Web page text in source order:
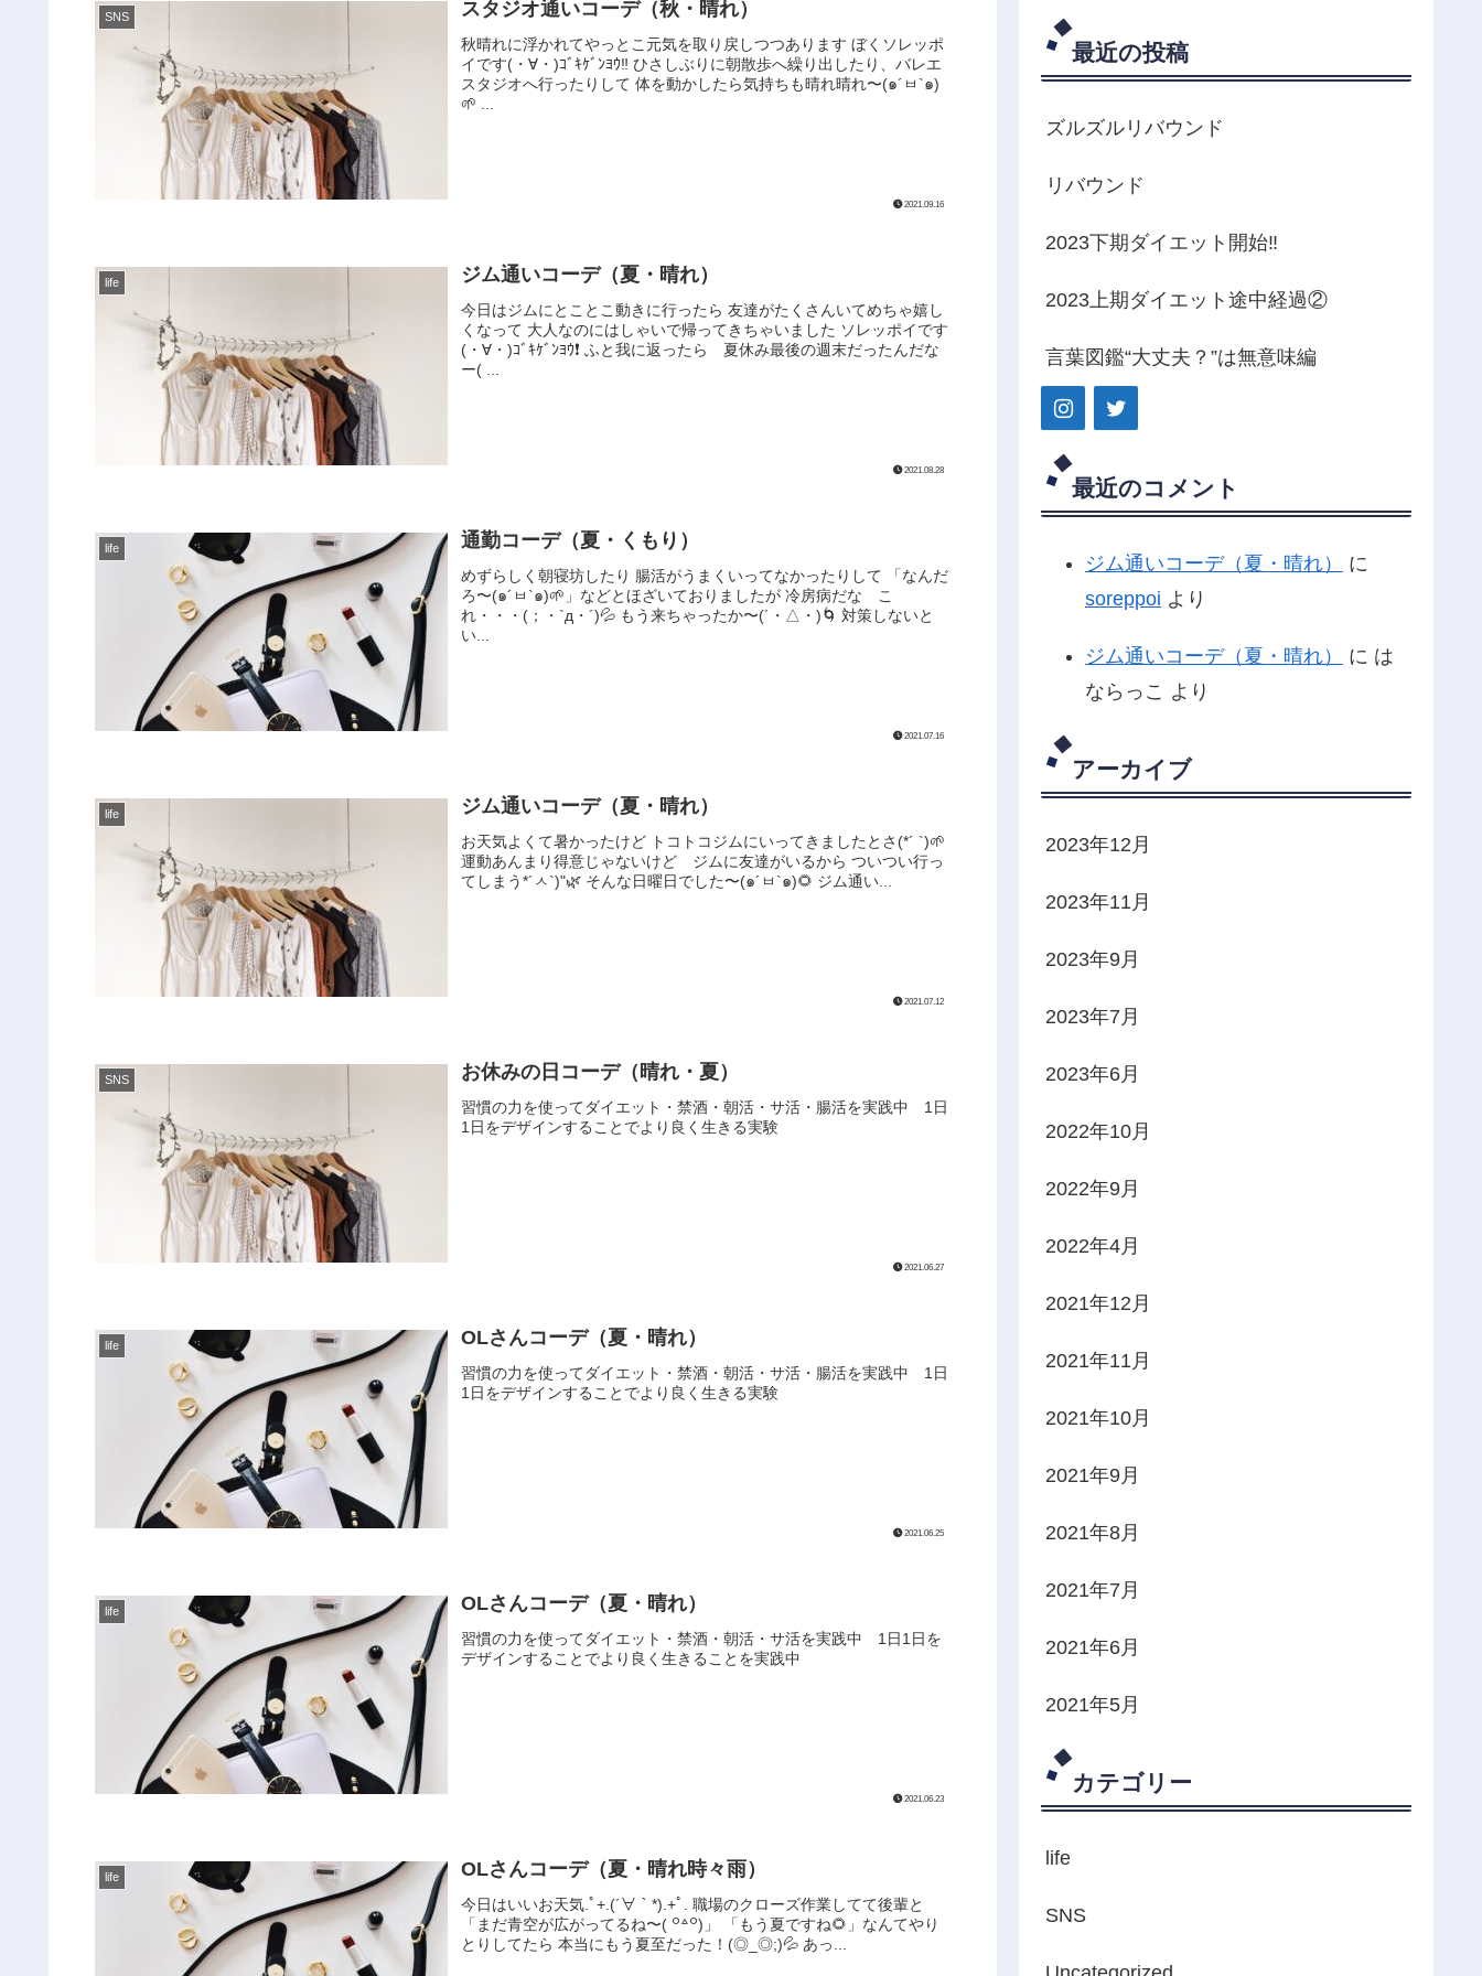
SNS スタジオ通いコーデ（秋・晴れ）
秋晴れに浮かれてやっとこ元気を取り戻しつつあります ぼくソレッポ
イです(・∀・)ｺﾞｷｹﾞﾝﾖｳ‼️ ひさしぶりに朝散歩へ繰り出したり、バレエ
スタジオへ行ったりして 体を動かしたら気持ちも晴れ晴れ〜(๑´ㅂ`๑)
🌱 ...
2021.09.16
life ジム通いコーデ（夏・晴れ）
今日はジムにとことこ動きに行ったら 友達がたくさんいてめちゃ嬉し
くなって 大人なのにはしゃいで帰ってきちゃいました ソレッポイです
(・∀・)ｺﾞｷｹﾞﾝﾖｳ❗️ ふと我に返ったら 夏休み最後の週末だったんだな
ー( ...
2021.08.28
life 通勤コーデ（夏・くもり）
めずらしく朝寝坊したり 腸活がうまくいってなかったりして 「なんだ
ろ〜(๑´ㅂ`๑)🌱」などとほざいておりましたが 冷房病だな こ
れ・・・(；・`д・´)💦 もう来ちゃったか〜(´・△・)🌀 対策しないと
い...
2021.07.16
life ジム通いコーデ（夏・晴れ）
お天気よくて暑かったけど トコトコジムにいってきましたとさ(*´ `)🌱
運動あんまり得意じゃないけど ジムに友達がいるから ついつい行っ
てしまう*´ㅅ`)"🌿 そんな日曜日でした〜(๑´ㅂ`๑)🌻 ジム通い...
2021.07.12
SNS お休みの日コーデ（晴れ・夏）
習慣の力を使ってダイエット・禁酒・朝活・サ活・腸活を実践中 1日
1日をデザインすることでより良く生きる実験
2021.06.27
life OLさんコーデ（夏・晴れ）
習慣の力を使ってダイエット・禁酒・朝活・サ活・腸活を実践中 1日
1日をデザインすることでより良く生きる実験
2021.06.25
life OLさんコーデ（夏・晴れ）
習慣の力を使ってダイエット・禁酒・朝活・サ活を実践中 1日1日を
デザインすることでより良く生きることを実践中
2021.06.23
life OLさんコーデ（夏・晴れ時々雨）
今日はいいお天気.ﾟ+.(´∀｀*).+ﾟ. 職場のクローズ作業してて後輩と
「まだ青空が広がってるね〜( ꒪꒫꒪)」 「もう夏ですね🌻」なんてやり
とりしてたら 本当にもう夏至だった！(◎_◎;)💦 あっ...
最近の投稿
ズルズルリバウンド
リバウンド
2023下期ダイエット開始‼️
2023上期ダイエット途中経過②
言葉図鑑“大丈夫？”は無意味編
最近のコメント
ジム通いコーデ（夏・晴れ）
に
soreppoi より
ジム通いコーデ（夏・晴れ） に は
ならっこ より
アーカイブ
2023年12月
2023年11月
2023年9月
2023年7月
2023年6月
2022年10月
2022年9月
2022年4月
2021年12月
2021年11月
2021年10月
2021年9月
2021年8月
2021年7月
2021年6月
2021年5月
カテゴリー
life
SNS